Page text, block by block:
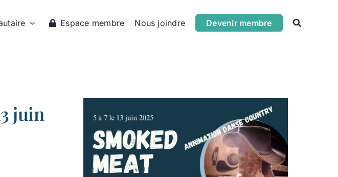
Espace membre Nous joindre Devenir membre
juin